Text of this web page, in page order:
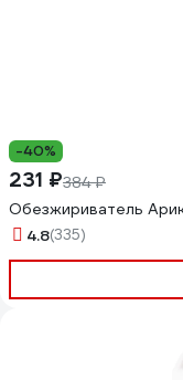
-40%
231 ₽384 ₽
Обезжириватель
4.8(335)